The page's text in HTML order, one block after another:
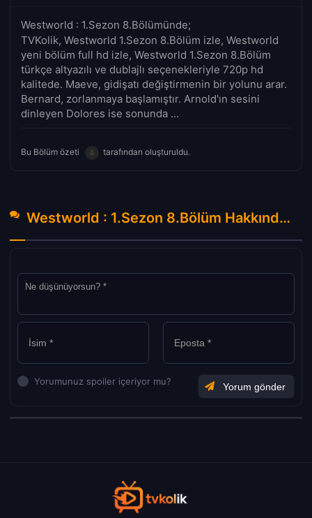
Westworld : 1.Sezon 8.Bölümünde;
TVKolik, Westworld 1.Sezon 8.Bölüm izle, Westworld
yeni bölüm full hd izle, Westworld 1.Sezon 8.Bölüm
türkçe altyazılı ve dublajlı seçenekleriyle 720p hd
kalitede. Maeve, gidişatı değiştirmenin bir yolunu arar.
Bernard, zorlanmaya başlamıştır. Arnold'ın sesini
dinleyen Dolores ise sonunda ...
Bu Bölüm özeti tarafından oluşturuldu.
Westworld : 1.Sezon 8.Bölüm Hakkında Yorumlar
Yorumunuz spoiler içeriyor mu?